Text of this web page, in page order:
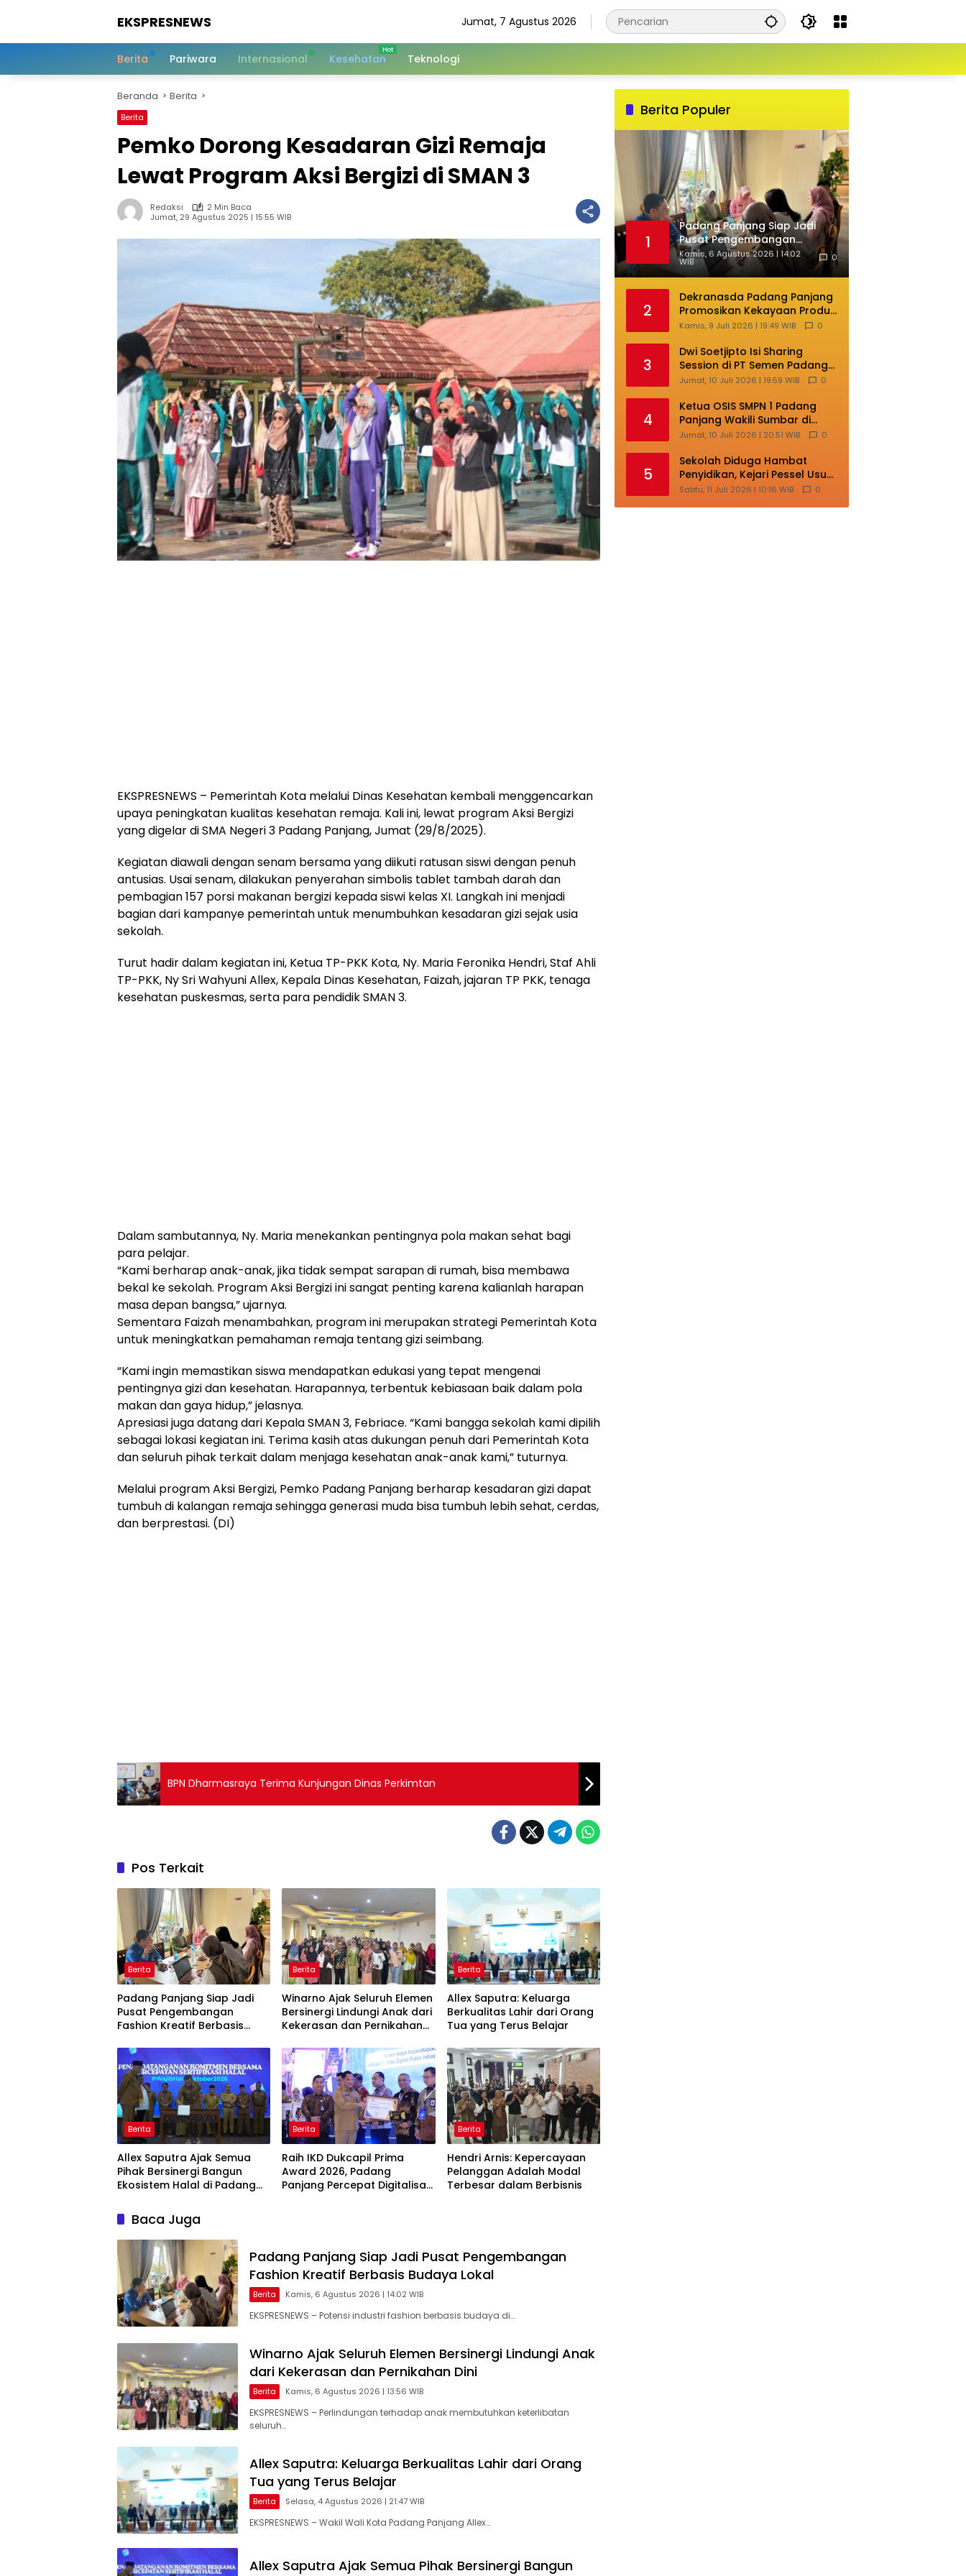
EKSPRESNEWS
Dalam
Jumat, 7 Agustus 2026
Berita Pariwara Internasional Kesehatan Teknologi
Beranda Berita
Berita
Pemko Dorong Kesadaran Gizi Remaja
Lewat Program Aksi Bergizi di SMAN 3
Redaksi
2 Min Baca
Jumat, 29 Agustus 2025 | 15:55 WIB
EKSPRESNEWS – Pemerintah Kota melalui Dinas Kesehatan kembali menggencarkan
upaya peningkatan kualitas kesehatan remaja. Kali ini, lewat program Aksi Bergizi
yang digelar di SMA Negeri 3 Padang Panjang, Jumat (29/8/2025).
Kegiatan diawali dengan senam bersama yang diikuti ratusan siswi dengan penuh
antusias. Usai senam, dilakukan penyerahan simbolis tablet tambah darah dan
pembagian 157 porsi makanan bergizi kepada siswi kelas XI. Langkah ini menjadi
bagian dari kampanye pemerintah untuk menumbuhkan kesadaran gizi sejak usia
sekolah.
Turut hadir dalam kegiatan ini, Ketua TP-PKK Kota, Ny. Maria Feronika Hendri, Staf Ahli
TP-PKK, Ny Sri Wahyuni Allex, Kepala Dinas Kesehatan, Faizah, jajaran TP PKK, tenaga
kesehatan puskesmas, serta para pendidik SMAN 3.
Dalam sambutannya, Ny. Maria menekankan pentingnya pola makan sehat bagi
para pelajar.
“Kami berharap anak-anak, jika tidak sempat sarapan di rumah, bisa membawa
bekal ke sekolah. Program Aksi Bergizi ini sangat penting karena kalianlah harapan
masa depan bangsa,” ujarnya.
Sementara Faizah menambahkan, program ini merupakan strategi Pemerintah Kota
untuk meningkatkan pemahaman remaja tentang gizi seimbang.
“Kami ingin memastikan siswa mendapatkan edukasi yang tepat mengenai
pentingnya gizi dan kesehatan. Harapannya, terbentuk kebiasaan baik dalam pola
makan dan gaya hidup,” jelasnya.
Apresiasi juga datang dari Kepala SMAN 3, Febriace. “Kami bangga sekolah kami dipilih
sebagai lokasi kegiatan ini. Terima kasih atas dukungan penuh dari Pemerintah Kota
dan seluruh pihak terkait dalam menjaga kesehatan anak-anak kami,” tuturnya.
Melalui program Aksi Bergizi, Pemko Padang Panjang berharap kesadaran gizi dapat
tumbuh di kalangan remaja sehingga generasi muda bisa tumbuh lebih sehat, cerdas,
dan berprestasi. (DI)
BPN Dharmasraya Terima Kunjungan Dinas Perkimtan
Pos Terkait
Berita
Padang Panjang Siap Jadi
Pusat Pengembangan
Fashion Kreatif Berbasis
Berita
Winarno Ajak Seluruh Elemen
Bersinergi Lindungi Anak dari
Kekerasan dan Pernikahan
Berita
Allex Saputra: Keluarga
Berkualitas Lahir dari Orang
Tua yang Terus Belajar
Berita
Allex Saputra Ajak Semua
Pihak Bersinergi Bangun
Ekosistem Halal di Padang
Berita
Raih IKD Dukcapil Prima
Award 2026, Padang
Panjang Percepat Digitalisasi
Berita
Hendri Arnis: Kepercayaan
Pelanggan Adalah Modal
Terbesar dalam Berbisnis
Baca Juga
Padang Panjang Siap Jadi Pusat Pengembangan
Fashion Kreatif Berbasis Budaya Lokal
Berita Kamis, 6 Agustus 2026 | 14:02 WIB
EKSPRESNEWS – Potensi industri fashion berbasis budaya di…
Winarno Ajak Seluruh Elemen Bersinergi Lindungi Anak
dari Kekerasan dan Pernikahan Dini
Berita Kamis, 6 Agustus 2026 | 13:56 WIB
EKSPRESNEWS – Perlindungan terhadap anak membutuhkan keterlibatan
seluruh…
Allex Saputra: Keluarga Berkualitas Lahir dari Orang
Tua yang Terus Belajar
Berita Selasa, 4 Agustus 2026 | 21:47 WIB
EKSPRESNEWS – Wakil Wali Kota Padang Panjang Allex…
Allex Saputra Ajak Semua Pihak Bersinergi Bangun
Berita Populer
1
Padang Panjang Siap Jadi
Pusat Pengembangan
Fashion Kreatif Berbasis
Budaya Lokal
Kamis, 6 Agustus 2026 | 14:02
WIB 0
2
Dekranasda Padang Panjang
Promosikan Kekayaan Produk
Lokal di Ajang Nasional
Kamis, 9 Juli 2026 | 19:49 WIB 0
3
Dwi Soetjipto Isi Sharing
Session di PT Semen Padang;
Perusahaan Dituntut Lakukan
Jumat, 10 Juli 2026 | 19:59 WIB 0
4
Ketua OSIS SMPN 1 Padang
Panjang Wakili Sumbar di
Ajang Nasional Bintang Sobat
Jumat, 10 Juli 2026 | 20:51 WIB 0
5
Sekolah Diduga Hambat
Penyidikan, Kejari Pessel Usut
Dugaan Pungli SMAN 3 Painan
Sabtu, 11 Juli 2026 | 10:16 WIB 0